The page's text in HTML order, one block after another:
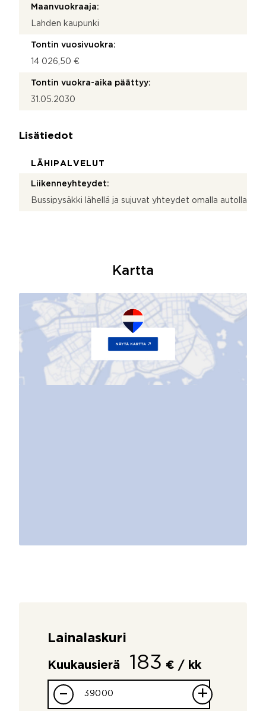
Maanvuokraaja:
Lahden kaupunki
Tontin vuosivuokra:
14 026,50 €
Tontin vuokra-aika päättyy:
31.05.2030
Lisätiedot
LÄHIPALVELUT
Liikenneyhteydet:
Bussipysäkki lähellä ja sujuvat yhteydet omalla autolla
Kartta
Lainalaskuri
Kuukausierä 183 € / kk
– +